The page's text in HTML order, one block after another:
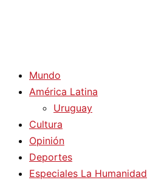
Mundo
América Latina
Uruguay
Cultura
Opinión
Deportes
Especiales La Humanidad